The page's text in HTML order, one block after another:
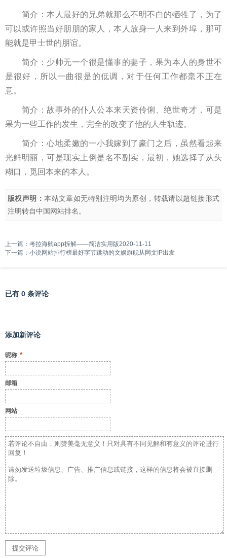
简介：本人最好的兄弟就那么不明不白的牺牲了，为了
可以或许照当好朋朋的家人，本人放身一人来到外埠，那可
能就是甲士世的朋谊。
简介：少帅无一个很是懂事的妻子，果为本人的身世不
是很好，所以一曲很是的低调，对于任何工作都毫不正在
意。
简介：故事外的仆人公本来天资伶俐、绝世奇才，可是
果为一些工作的发生，完全的改变了他的人生轨迹。
简介：心地柔嫩的一小我嫁到了豪门之后，虽然看起来
光鲜明丽，可是现实上倒是名不副实，最初，她选择了从头
糊口，觅回本来的本人。
版权声明：本站文章如无特别注明均为原创，转载请以超链接形式
注明转自中国网站排名 。
上一篇： 考拉海购app拆解——简洁实用版2020-11-11
下一篇： 小说网站排行榜最好字节跳动的文娱旗舰从网文IP出发
已有 0 条评论
添加新评论
昵称 *
邮箱
网站